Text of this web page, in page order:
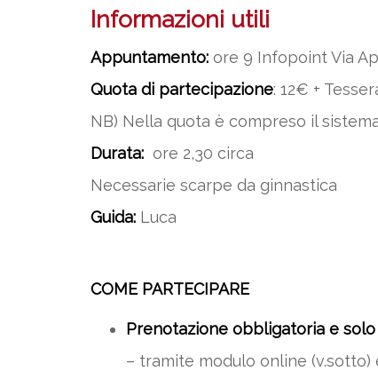
Informazioni utili
Appuntamento: ore 9 Infopoint Via
Quota di partecipazione: 12€ +
NB) Nella quota è compreso il
Durata: ore 2,30 circa
Necessarie scarpe da ginnastica
Guida: Luca
COME PARTECIPARE
Prenotazione obbligatoria e
– tramite modulo online